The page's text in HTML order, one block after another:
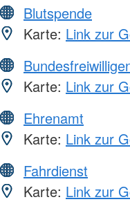
Blutspende
Karte: Link zur
Karte: Link zur
Ehrenamt
Karte: Link zur
Fahrdienst
Karte: Link zur